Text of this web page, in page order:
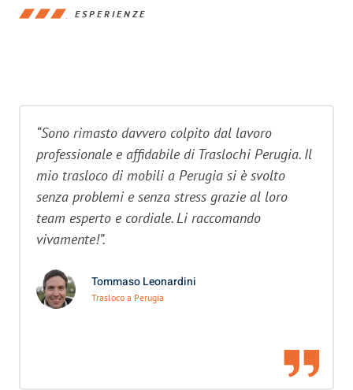
ESPERIENZE
“Sono rimasto davvero colpito dal lavoro
professionale e affidabile di Traslochi Perugia. Il
mio trasloco di mobili a Perugia si è svolto
senza problemi e senza stress grazie al loro
team esperto e cordiale. Li raccomando
vivamente!”.
Tommaso Leonardini
Trasloco a Perugia